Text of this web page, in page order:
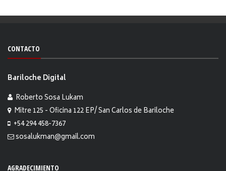
CONTACTO
Bariloche Digital
Roberto Sosa Lukam
Mitre 125 - Oficina 122 EP/ San Carlos de Bariloche
+54 294 458-7367
sosalukman@gmail.com
AGRADECIMIENTO